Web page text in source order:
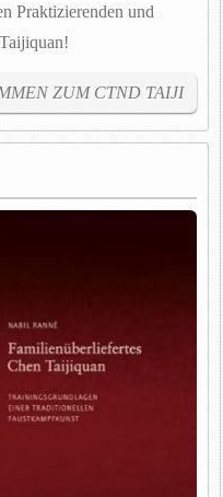
Praktizierenden und
ZUM CTND TAIJI